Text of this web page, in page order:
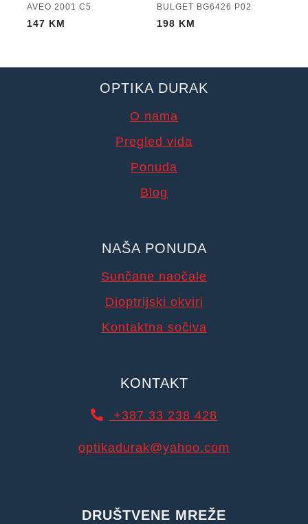
AVEO 2001 C5
147 KM
BULGET BG6426 P02
198 KM
OPTIKA DURAK
O nama
Pregled vida
Ponuda
Blog
NAŠA PONUDA
Sunčane naočale
Dioptrijski okviri
Kontaktna sočiva
KONTAKT
+387 33 238 428
optikadurak@yahoo.com
DRUŠTVENE MREŽE